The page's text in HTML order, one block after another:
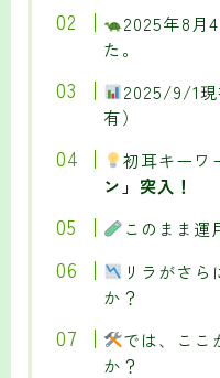
2025年8月
た。
2025/9/1現
有）
初耳キーワ
ン」突入！
このまま運
リラがさ
か？
では、ここ
か？